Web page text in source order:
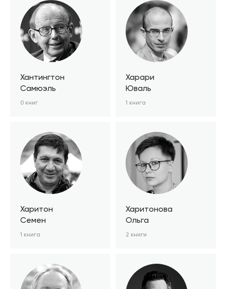
Хантингтон
Самюэль
0 книг
Харари
Юваль
1 книга
Харитон
Семен
1 книга
Харитонова
Ольга
2 книги